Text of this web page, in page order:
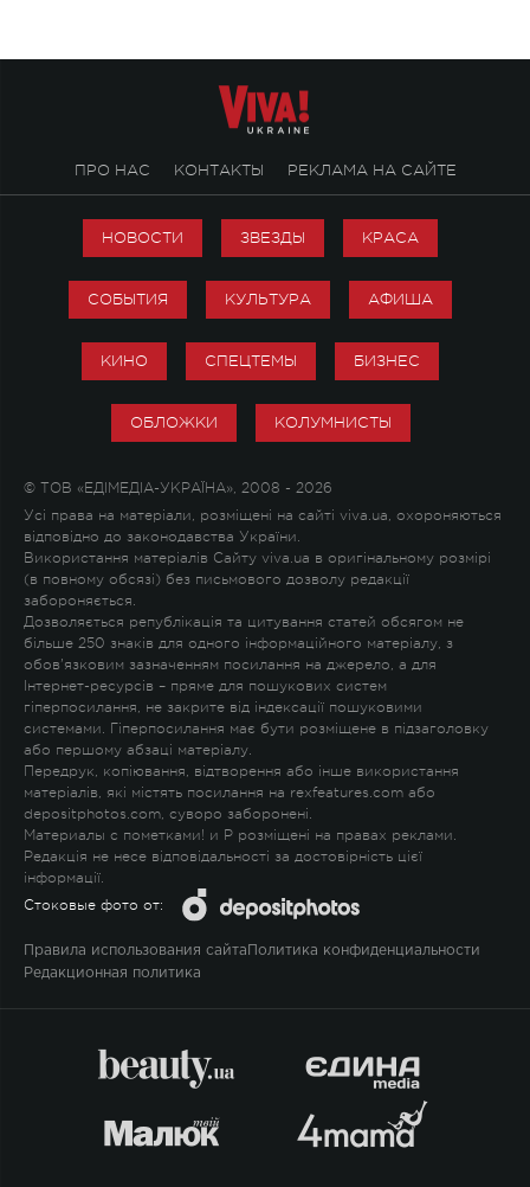
ПРО НАС КОНТАКТЫ РЕКЛАМА НА САЙТЕ
НОВОСТИ ЗВЕЗДЫ КРАСА
СОБЫТИЯ КУЛЬТУРА АФИША
КИНО СПЕЦТЕМЫ БИЗНЕС
ОБЛОЖКИ КОЛУМНИСТЫ
© ТОВ «ЕДІМЕДІА-УКРАЇНА», 2008 - 2026
Усі права на матеріали, розміщені на сайті viva.ua, охороняються
відповідно до законодавства України.
Використання матеріалів Сайту viva.ua в оригінальному розмірі
(в повному обсязі) без письмового дозволу редакції
забороняється.
Дозволяється републікація та цитування статей обсягом не
більше 250 знаків для одного інформаційного матеріалу, з
обов'язковим зазначенням посилання на джерело, а для
Інтернет-ресурсів – пряме для пошукових систем
гіперпосилання, не закрите від індексації пошуковими
системами. Гіперпосилання має бути розміщене в підзаголовку
або першому абзаці матеріалу.
Передрук, копіювання, відтворення або інше використання
матеріалів, які містять посилання на rexfeatures.com або
depositphotos.com, суворо заборонені.
Материалы с пометками! и P розміщені на правах реклами.
Редакція не несе відповідальності за достовірність цієї
інформації.
Стоковые фото от:
Правила использования сайта Политика конфиденциальности
Редакционная политика